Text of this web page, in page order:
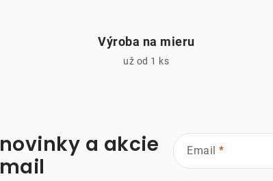
v
k
p
Výroba na mieru
už od 1 ks
a akcie
Email